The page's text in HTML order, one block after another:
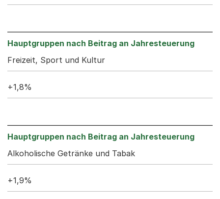
Freizeit, Sport und Kultur
+1,8%
Alkoholische Getränke und Tabak
+1,9%